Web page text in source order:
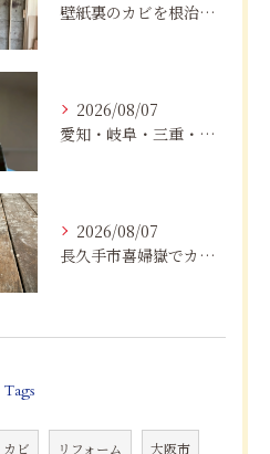
壁紙裏のカビを根治！下地交換と防カビリフォームの重要性
2026/08/07
愛知・岐阜・三重・静岡でカビアレルギーにお悩みの方へ｜MIST工法®による安全なカビ対策と健康な住まいづくり
2026/08/07
長久手市喜婦嶽でカビに悩んだら｜住宅の湿気対策とプロによる解決方法
Tags
カビ リフォーム 大阪市